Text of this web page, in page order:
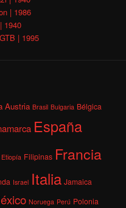
| 1986
1940
| 1995
Austria Brasil Bulgaria Bélgica
España
Etiopía Filipinas Francia
Israel Italia Jamaica
Noruega Perú Polonia